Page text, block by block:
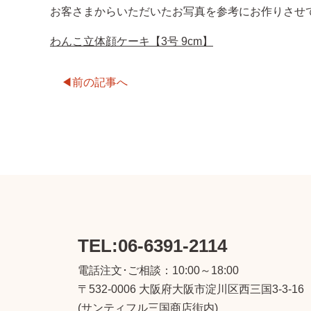
お客さまからいただいたお写真を参考にお作りさせ
わんこ立体顔ケーキ【3号 9cm】
前の記事へ
TEL:06-6391-2114
電話注文･ご相談：10:00～18:00
〒532-0006 大阪府大阪市淀川区西三国3-3-16
(サンティフル三国商店街内)